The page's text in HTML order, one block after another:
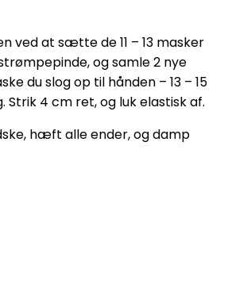
ved at sætte de 11 – 13 masker
og samle 2 nye
du slog op til hånden – 13 – 15
Strik 4 cm ret, og luk elastisk af.
hæft alle ender, og damp